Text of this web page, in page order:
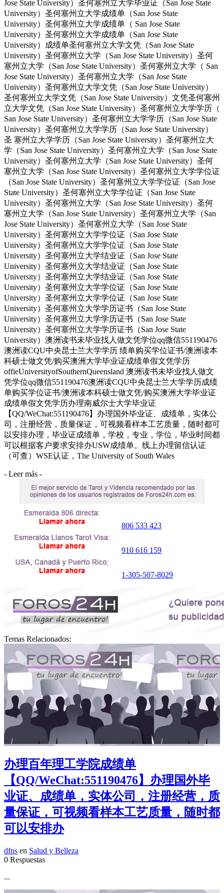
Jose State University）圣何塞州立大学毕业证（San Jose State
University）圣何塞州立大学成绩单（San Jose State
University）圣何塞州立大学成绩单（ San Jose State
University）圣何塞州立大学成绩单（San Jose State
University）成绩单圣何塞州立大学文凭（San Jose State
University）圣何塞州立大学（San Jose State University）圣何
塞州立大学（San Jose State University）圣何塞州立大学（ San
Jose State University）圣何塞州立大学（San Jose State
University）圣何塞州立大学文凭（San Jose State University）
圣何塞州立大学文凭（San Jose State University）文凭圣何塞州
立大学文凭（San Jose State University）圣何塞州立大学学历（
San Jose State University）圣何塞州立大学学历（San Jose State
University）圣何塞州立大学学历（San Jose State University）
圣 塞州立大学学历（San Jose State University）圣何塞州立大
学（San Jose State University）圣何塞州立大学（San Jose State
University）圣何塞州立大学（San Jose State University）圣何
塞州立大学（San Jose State University）圣何塞州立大学学位证
（San Jose State University）圣何塞州立大学学位证（San Jose
State University）圣何塞州立大学学位证（San Jose State
University）圣何塞州立大学（San Jose State University）圣何
塞州立大学（San Jose State University）圣何塞州立大学（San
Jose State University）圣何塞州立大学（San Jose State
University）圣何塞州立大学学位证（San Jose State
University）圣何塞州立大学学位证（San Jose State
University）圣何塞州立大学结业证（San Jose State
University）圣何塞州立大学结业证（San Jose State
University）圣何塞州立大学结业证（San Jose State
University）圣何塞州立大学学位证（San Jose State
University）圣何塞州立大学学位证（San Jose State
University）圣何塞州立大学学历证书（San Jose State
University）圣何塞州立大学学历证书（San Jose State
University）圣何塞州立大学学历证书（San Jose State
University）澳洲读书未毕业找人做文凭学位qq微信551190476
澳洲读CQU中央昆士兰大学学历 绩单购买学位证书/澳洲读本
科硕士做文凭/购买澳洲大学毕业证成绩单假文凭学历
offieUniversityofSouthernQueensland 澳洲读书未毕业找人做文
凭学位qq微信551190476澳洲读CQU中央昆士兰大学学历成绩
单购买学位证书/澳洲读本科硕士做文凭/购买澳洲大学毕业证
成绩单假文凭学历办理南威尔士大学毕业证
【QQ/WeChat:551190476】办理国外毕业证、成绩单，实体公
司，注册经营，质量保证，可视频看样本工艺质量，随时都可
以安排办理，毕业证成绩单，学校，专业，学位，毕业时间都
可以根据客户要求安排办USW成绩单。线上办理留信认证
（可查）WSE认证，The University of South Wales
- Leer más -
806 533 423
910 616 159
1-305-507-8029
Temas Relacionados:
办理百年理工学院成绩单
【QQ/WeChat:551190476】办理国外毕
业证、成绩单，实体公司，注册经营，质
量保证，可视频看样本工艺质量，随时都
可以安排办
dfns en Salud y Belleza
0 Respuestas
...